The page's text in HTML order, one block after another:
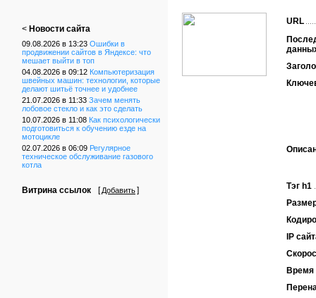
< Новости сайта
09.08.2026 в 13:23 Ошибки в
продвижении сайтов в Яндексе: что
мешает выйти в топ
04.08.2026 в 09:12 Компьютеризация
швейных машин: технологии, которые
делают шитьё точнее и удобнее
21.07.2026 в 11:33 Зачем менять
лобовое стекло и как это сделать
10.07.2026 в 11:08 Как психологически
подготовиться к обучению езде на
мотоцикле
02.07.2026 в 06:09 Регулярное
техническое обслуживание газового
котла
Витрина ссылок [ Добавить]
URL
Тэг h1
IP
Время